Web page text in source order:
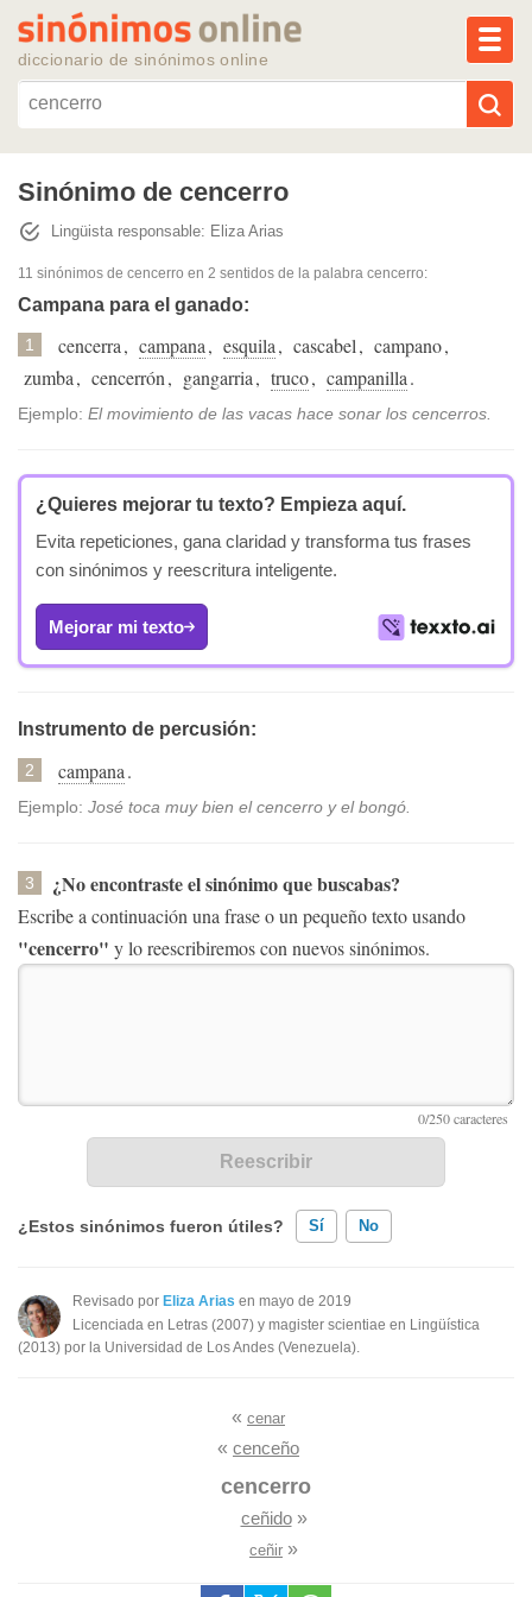
diccionario de sinónimos online
Sinónimos populares
Temas populares
Temas recientes
Sinónimo de cencerro
Lingüista responsable: Eliza Arias
11 sinónimos de cencerro en 2 sentidos de la palabra cencerro:
Campana para el ganado:
1 cencerra, campana, esquila, cascabel, campano,
zumba, cencerrón, gangarria, truco, campanilla.
Ejemplo: El movimiento de las vacas hace sonar los cencerros.
¿Quieres mejorar tu texto? Empieza aquí.
Evita repeticiones, gana claridad y transforma tus frases
con sinónimos y reescritura inteligente.
Mejorar mi texto
Instrumento de percusión:
2 campana.
Ejemplo: José toca muy bien el cencerro y el bongó.
3 ¿No encontraste el sinónimo que buscabas?
Escribe a continuación una frase o un pequeño texto usando
"cencerro" y lo reescribiremos con nuevos sinónimos.
¿Estos sinónimos fueron útiles? Sí No
Existen sinónimos incorrectos
Ninguno de los sinónimos presentados me ayudó
Revisado por Eliza Arias en mayo de 2019
Licenciada en Letras (2007) y magister scientiae en Lingüística
(2013) por la Universidad de Los Andes (Venezuela).
« cenar
« cenceño
cencerro
ceñido»
ceñir »